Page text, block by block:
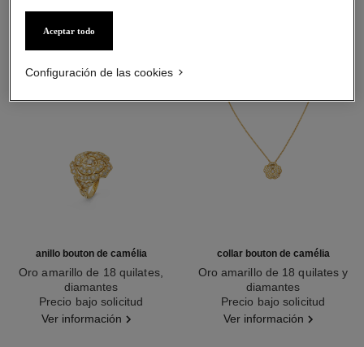
anillo bouton de camélia
Oro amarillo de 18 quilates,
diamantes
Ref. J12121
Precio bajo solicitud
Ver información
collar bouton de camélia
Oro amarillo de 18 quilates y
diamantes
Ref. J12037
Precio bajo solicitud
Ver información
Aceptar todo
Configuración de las cookies